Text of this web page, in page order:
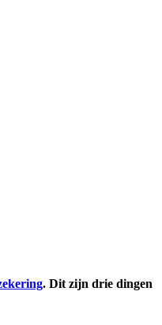
. Dit zijn drie dingen